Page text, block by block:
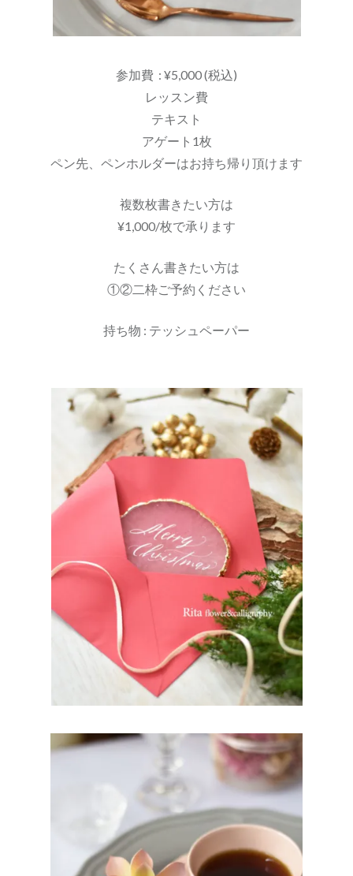
参加費 : ¥5,000 (税込)
レッスン費
テキスト
アゲート1枚
ペン先、ペンホルダーはお持ち帰り頂けます
複数枚書きたい方は
¥1,000/枚で承ります
たくさん書きたい方は
①②二枠ご予約ください
持ち物 : テッシュペーパー